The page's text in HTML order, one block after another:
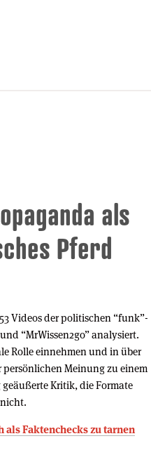
als
Pferd
Videos der politischen “funk”-
“MrWissen2go” analysiert.
Rolle einnehmen und in über
persönlichen Meinung zu einem
Kritik, die Formate
als Faktenchecks zu tarnen